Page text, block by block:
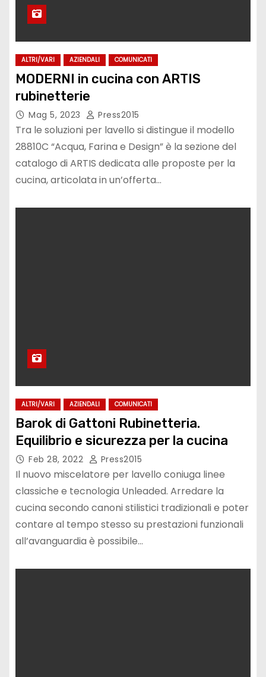
ALTRI/VARI AZIENDALI COMUNICATI
MODERNI in cucina con ARTIS
rubinetterie
Mag 5, 2023 Press2015
Tra le soluzioni per lavello si distingue il modello
28810C “Acqua, Farina e Design” è la sezione del
catalogo di ARTIS dedicata alle proposte per la
cucina, articolata in un’offerta…
ALTRI/VARI AZIENDALI COMUNICATI
Barok di Gattoni Rubinetteria.
Equilibrio e sicurezza per la cucina
Feb 28, 2022 Press2015
Il nuovo miscelatore per lavello coniuga linee
classiche e tecnologia Unleaded. Arredare la
cucina secondo canoni stilistici tradizionali e poter
contare al tempo stesso su prestazioni funzionali
all’avanguardia è possibile…